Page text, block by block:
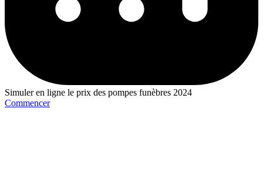
Simuler en ligne le prix des pompes funèbres 2024
Commencer